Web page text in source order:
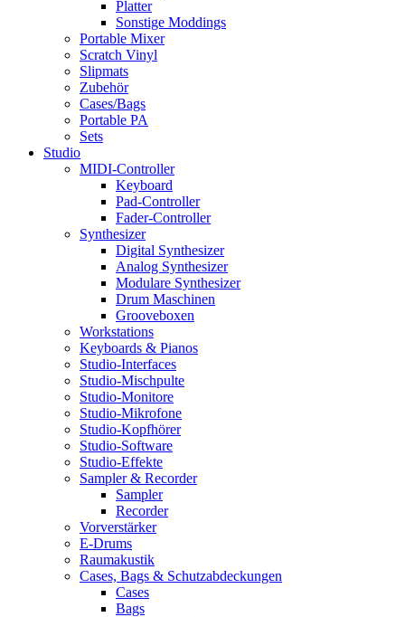
Platter
Sonstige Moddings
Portable Mixer
Scratch Vinyl
Slipmats
Zubehör
Cases/Bags
Portable PA
Sets
Studio
MIDI-Controller
Keyboard
Pad-Controller
Fader-Controller
Synthesizer
Digital Synthesizer
Analog Synthesizer
Modulare Synthesizer
Drum Maschinen
Grooveboxen
Workstations
Keyboards & Pianos
Studio-Interfaces
Studio-Mischpulte
Studio-Monitore
Studio-Mikrofone
Studio-Kopfhörer
Studio-Software
Studio-Effekte
Sampler & Recorder
Sampler
Recorder
Vorverstärker
E-Drums
Raumakustik
Cases, Bags & Schutzabdeckungen
Cases
Bags